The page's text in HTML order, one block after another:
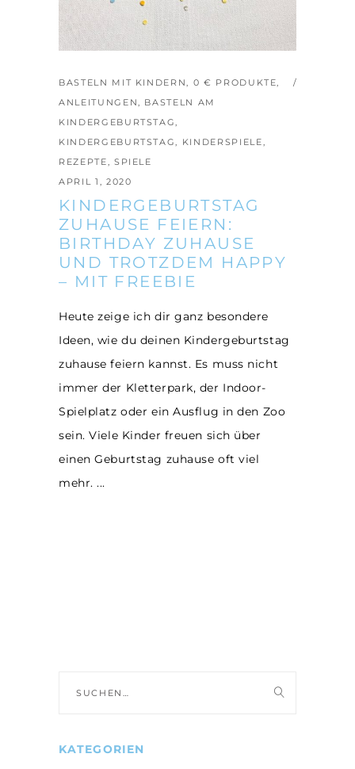
BASTELN MIT KINDERN, 0 € PRODUKTE,
ANLEITUNGEN, BASTELN AM
KINDERGEBURTSTAG,
KINDERGEBURTSTAG, KINDERSPIELE,
REZEPTE, SPIELE
APRIL 1, 2020
KINDERGEBURTSTAG
ZUHAUSE FEIERN:
BIRTHDAY ZUHAUSE
UND TROTZDEM HAPPY
– MIT FREEBIE
Heute zeige ich dir ganz besondere
Ideen, wie du deinen Kindergeburtstag
zuhause feiern kannst. Es muss nicht
immer der Kletterpark, der Indoor-
Spielplatz oder ein Ausflug in den Zoo
sein. Viele Kinder freuen sich über
einen Geburtstag zuhause oft viel
mehr.
nach:
KATEGORIEN